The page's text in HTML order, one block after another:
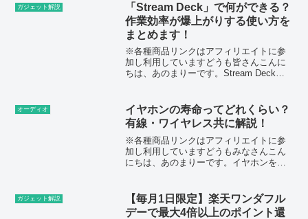
ガジェット解説
「Stream Deck」で何ができる？
作業効率が爆上がりする使い方を
まとめます！
※各種商品リンクはアフィリエイトに参
加し利用していますどうも皆さんこんに
ちは、あのまりーです。Stream Deckで
こなせる？」と迷っている人は多いと思
います。私自身...
オーディオ
イヤホンの寿命ってどれくらい？
有線・ワイヤレス共に解説！
※各種商品リンクはアフィリエイトに参
加し利用していますどうもみなさんこん
にちは、あのまりーです。イヤホンを選
は、新しいイヤホンを購入する前に、そ
の耐久性や寿命について知り...
ガジェット解説
【毎月1日限定】楽天ワンダフル
デーで最大4倍以上のポイント還